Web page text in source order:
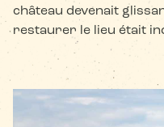
château devenait
restaurer le lieu était